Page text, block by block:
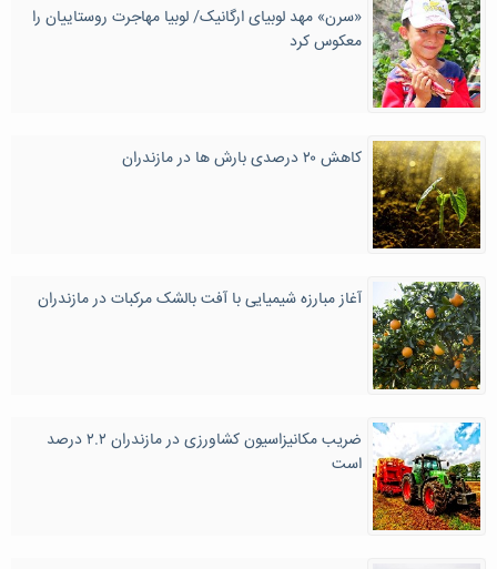
«سرن» مهد لوبیای ارگانیک/ لوبیا مهاجرت روستاییان را
معکوس کرد
کاهش ۲۰ درصدی بارش ها در مازندران
آغاز مبارزه شیمیایی با آفت بالشک مرکبات در مازندران
ضریب مکانیزاسیون کشاورزی در مازندران ۲.۲ درصد
است